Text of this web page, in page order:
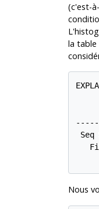
(c'est-
la table
Nous